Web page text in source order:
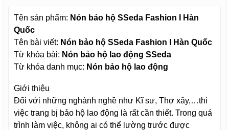
Tên sản phẩm: Nón bảo hộ SSeda Fashion I Hàn
Quốc
Tên bài viết: Nón bảo hộ SSeda Fashion I Hàn Quốc
Từ khóa bài: Nón bảo hộ lao động SSeda
Từ khóa danh mục: Nón bảo hộ lao động
Giới thiệu
Đối với những nghành nghề như Kĩ sư, Thợ xây,…thì
việc trang bị bảo hộ lao động là rất cần thiết. Trong quá
trình làm việc, không ai có thể lường trước được